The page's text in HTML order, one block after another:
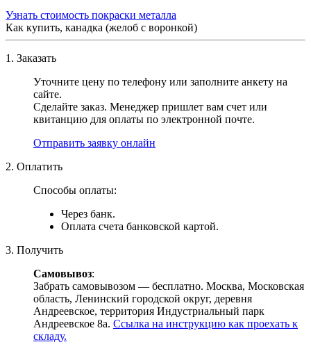
Узнать стоимость покраски металла
Как купить, канадка (желоб с воронкой)
1. Заказать
Уточните цену по телефону или заполните анкету на
сайте.
Сделайте заказ. Менеджер пришлет вам счет или
квитанцию для оплаты по электронной почте.
Отправить заявку онлайн
2. Оплатить
Способы оплаты:
Через банк.
Оплата счета банковской картой.
3. Получить
Самовывоз:
Забрать самовывозом — бесплатно. Москва, Московская
область, Ленинский городской округ, деревня
Андреевское, территория Индустриальный парк
Андреевское 8а. Ссылка на инструкцию как проехать к
складу.